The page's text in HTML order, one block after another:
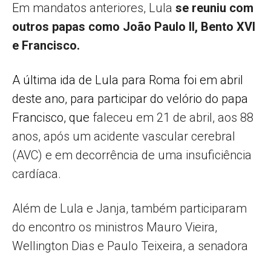
Em mandatos anteriores, Lula se reuniu com
outros papas como João Paulo II, Bento XVI
e Francisco.
A última ida de Lula para Roma foi em abril
deste ano, para participar do velório do papa
Francisco, que faleceu em 21 de abril, aos 88
anos, após um acidente vascular cerebral
(AVC) e em decorrência de uma insuficiência
cardíaca.
Além de Lula e Janja, também participaram
do encontro os ministros Mauro Vieira,
Wellington Dias e Paulo Teixeira, a senadora